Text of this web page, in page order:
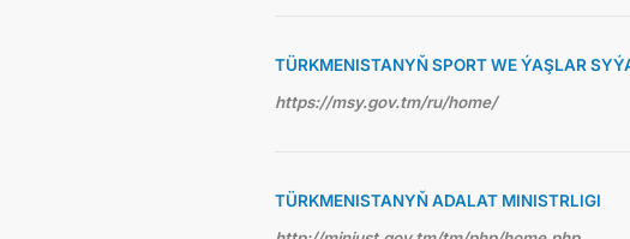
TÜRKMENISTANYŇ SPORT WE ÝAŞLAR
https://msy.gov.tm/ru/home/
TÜRKMENISTANYŇ ADALAT MINISTRLIGI